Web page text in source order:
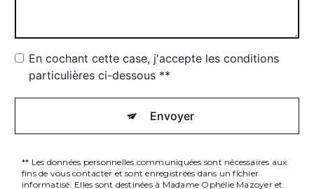
En cochant cette case, j'accepte les conditions
particulières ci-dessous **
Envoyer
** Les données personnelles communiquées sont nécessaires aux
fins de vous contacter et sont enregistrées dans un fichier
informatisé. Elles sont destinées à Madame Ophélie Mazoyer et